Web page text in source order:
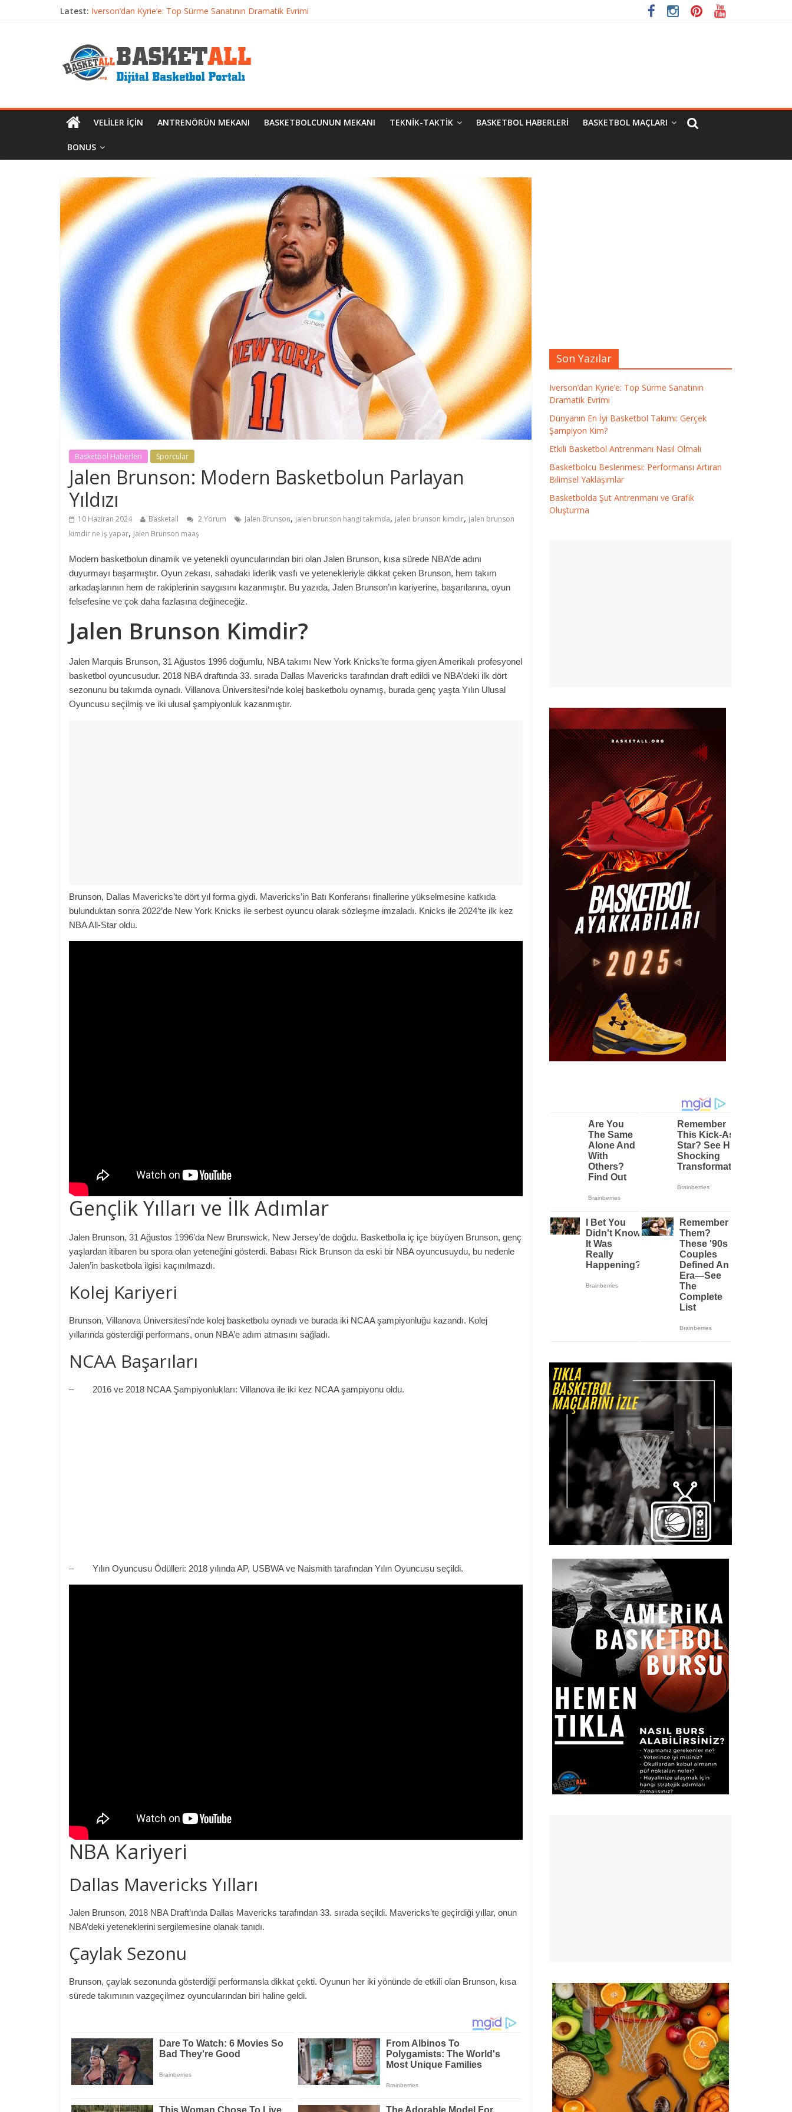
Latest: Iverson’dan Kyrie’e: Top Sürme Sanatının Dramatik Evrimi
Etkili Basketbol Antrenmanı Nasıl Olmalı
Basketbolcu Beslenmesi: Performansı Artıran Bilimsel Yaklaşımlar
VELILER İÇIN ANTRENÖRÜN MEKANI BASKETBOLCUNUN MEKANI TEKNIK-TAKTIK BASKETBOL HABERLERI BASKETBOL MAÇLARI
BONUS
Basketbol Haberleri Sporcular
Jalen Brunson: Modern Basketbolun Parlayan
Yıldızı
10 Haziran 2024 Basketall 2 Yorum Jalen Brunson, jalen brunson hangi takımda, jalen brunson kimdir, jalen brunson
kimdir ne iş yapar, Jalen Brunson maaş
Modern basketbolun dinamik ve yetenekli oyuncularından biri olan Jalen Brunson, kısa sürede NBA’de adını
duyurmayı başarmıştır. Oyun zekası, sahadaki liderlik vasfı ve yetenekleriyle dikkat çeken Brunson, hem takım
arkadaşlarının hem de rakiplerinin saygısını kazanmıştır. Bu yazıda, Jalen Brunson’ın kariyerine, başarılarına, oyun
felsefesine ve çok daha fazlasına değineceğiz.
Jalen Brunson Kimdir?
Jalen Marquis Brunson, 31 Ağustos 1996 doğumlu, NBA takımı New York Knicks’te forma giyen Amerikalı profesyonel
basketbol oyuncusudur. 2018 NBA draftında 33. sırada Dallas Mavericks tarafından draft edildi ve NBA’deki ilk dört
sezonunu bu takımda oynadı. Villanova Üniversitesi’nde kolej basketbolu oynamış, burada genç yaşta Yılın Ulusal
Oyuncusu seçilmiş ve iki ulusal şampiyonluk kazanmıştır.
Brunson, Dallas Mavericks’te dört yıl forma giydi. Mavericks’in Batı Konferansı finallerine yükselmesine katkıda
bulunduktan sonra 2022’de New York Knicks ile serbest oyuncu olarak sözleşme imzaladı. Knicks ile 2024’te ilk kez
NBA All-Star oldu.
Gençlik Yılları ve İlk Adımlar
Jalen Brunson, 31 Ağustos 1996’da New Brunswick, New Jersey’de doğdu. Basketbolla iç içe büyüyen Brunson, genç
yaşlardan itibaren bu spora olan yeteneğini gösterdi. Babası Rick Brunson da eski bir NBA oyuncusuydu, bu nedenle
Jalen’in basketbola ilgisi kaçınılmazdı.
Kolej Kariyeri
Brunson, Villanova Üniversitesi’nde kolej basketbolu oynadı ve burada iki NCAA şampiyonluğu kazandı. Kolej
yıllarında gösterdiği performans, onun NBA’e adım atmasını sağladı.
NCAA Başarıları
– 2016 ve 2018 NCAA Şampiyonlukları: Villanova ile iki kez NCAA şampiyonu oldu.
– Yılın Oyuncusu Ödülleri: 2018 yılında AP, USBWA ve Naismith tarafından Yılın Oyuncusu seçildi.
NBA Kariyeri
Dallas Mavericks Yılları
Jalen Brunson, 2018 NBA Draft’ında Dallas Mavericks tarafından 33. sırada seçildi. Mavericks’te geçirdiği yıllar, onun
NBA’deki yeteneklerini sergilemesine olanak tanıdı.
Çaylak Sezonu
Brunson, çaylak sezonunda gösterdiği performansla dikkat çekti. Oyunun her iki yönünde de etkili olan Brunson, kısa
sürede takımının vazgeçilmez oyuncularından biri haline geldi.
Son Yazılar
Iverson’dan Kyrie’e: Top Sürme Sanatının
Dramatik Evrimi
Dünyanın En İyi Basketbol Takımı: Gerçek
Şampiyon Kim?
Etkili Basketbol Antrenmanı Nasıl Olmalı
Basketbolcu Beslenmesi: Performansı Artıran
Bilimsel Yaklaşımlar
Basketbolda Şut Antrenmanı ve Grafik
Oluşturma